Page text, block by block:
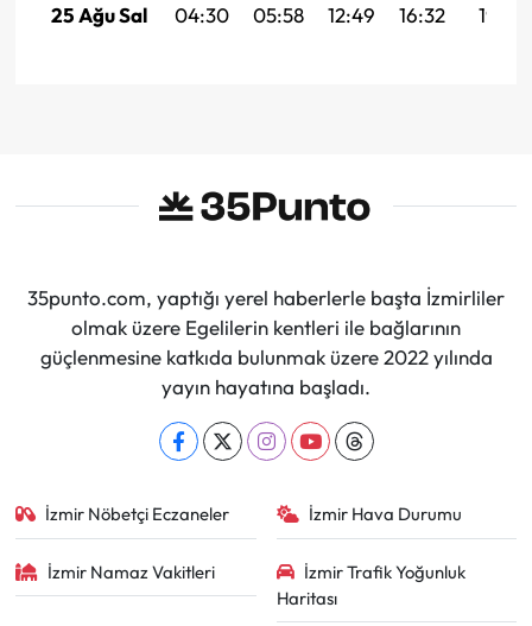
25 Ağu Sal
04:30 05:58 12:49 16:32 19:31
35punto.com, yaptığı yerel haberlerle başta İzmirliler
olmak üzere Egelilerin kentleri ile bağlarının
güçlenmesine katkıda bulunmak üzere 2022 yılında
yayın hayatına başladı.
İzmir Nöbetçi Eczaneler İzmir Hava Durumu
İzmir Namaz Vakitleri
İzmir Trafik Yoğunluk
Haritası